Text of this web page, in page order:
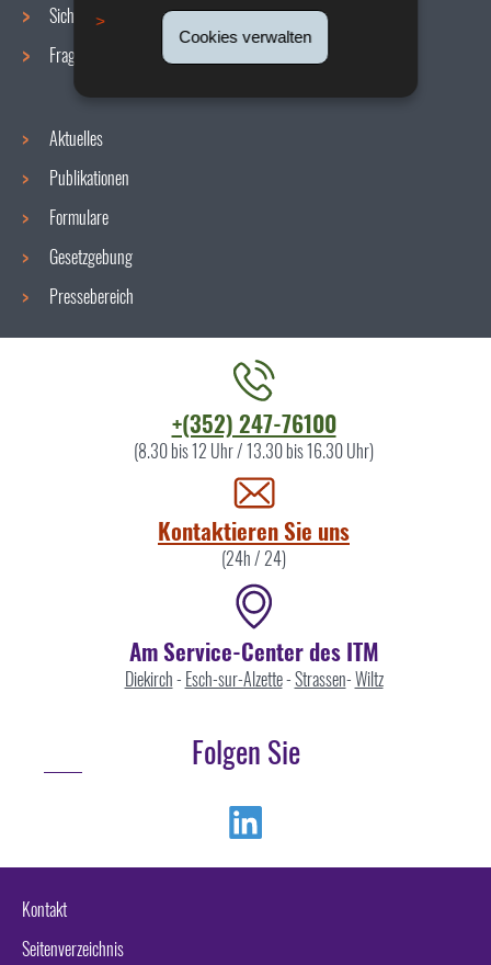
Cookies verwalten
Sicherheit/Gesundheit am Arbeitsplatz
Fragen / Antworten
Aktuelles
Publikationen
Formulare
Gesetzgebung
Pressebereich
+(352) 247-76100
(8.30 bis 12 Uhr / 13.30 bis 16.30 Uhr)
Kontaktieren Sie uns
(24h / 24)
Am Service-Center des ITM
Diekirch- Esch-sur-Alzette-Strassen-Wiltz
Folgen Sie
Kontakt
Seitenverzeichnis